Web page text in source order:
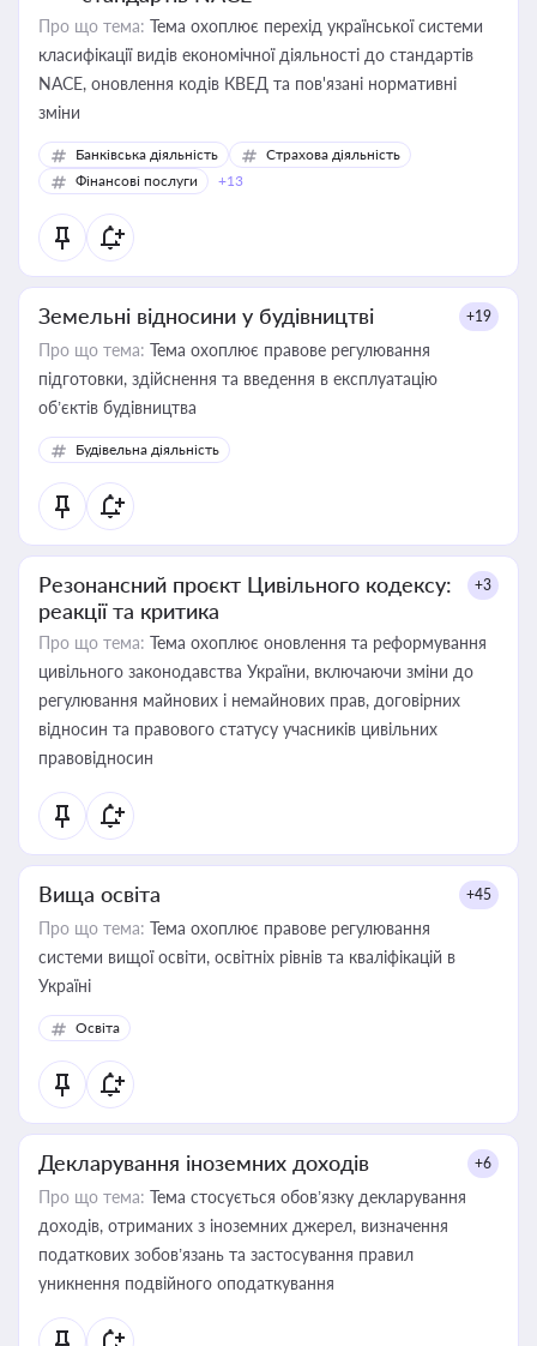
Про що тема: Тема охоплює перехід української системи
класифікації видів економічної діяльності до стандартів
NACE, оновлення кодів КВЕД та пов'язані нормативні
зміни
Банківська діяльність
Страхова діяльність
Фінансові послуги
+13
Земельні відносини у будівництві +19
Про що тема: Тема охоплює правове регулювання
підготовки, здійснення та введення в експлуатацію
об’єктів будівництва
Будівельна діяльність
Резонансний проєкт Цивільного кодексу:
реакції та критика
+3
Про що тема: Тема охоплює оновлення та реформування
цивільного законодавства України, включаючи зміни до
регулювання майнових і немайнових прав, договірних
відносин та правового статусу учасників цивільних
правовідносин
Вища освіта +45
Про що тема: Тема охоплює правове регулювання
системи вищої освіти, освітніх рівнів та кваліфікацій в
Україні
Освіта
Декларування іноземних доходів +6
Про що тема: Тема стосується обов’язку декларування
доходів, отриманих з іноземних джерел, визначення
податкових зобов’язань та застосування правил
уникнення подвійного оподаткування